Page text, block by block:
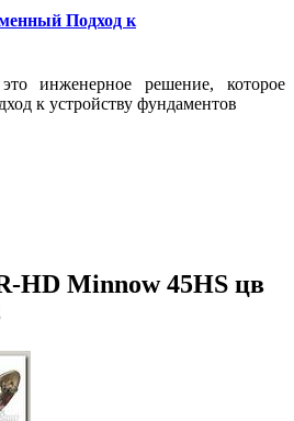
Подход к
инженерное решение, которое
к устройству фундаментов
HD Minnow 45HS цв